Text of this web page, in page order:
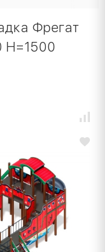
Фрегат
H=1500